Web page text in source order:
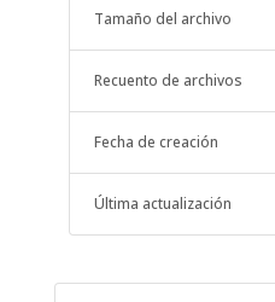
Tamaño del archivo
Recuento de archivos
Fecha de creación
Última actualización